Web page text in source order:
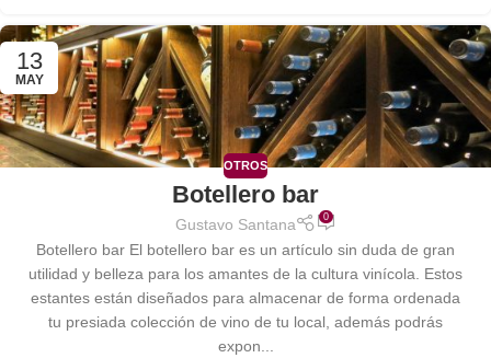
13
MAY
OTROS
Botellero bar
Gustavo Santana 0
Botellero bar El botellero bar es un artículo sin duda de gran
utilidad y belleza para los amantes de la cultura vinícola. Estos
estantes están diseñados para almacenar de forma ordenada
tu presiada colección de vino de tu local, además podrás
expon...